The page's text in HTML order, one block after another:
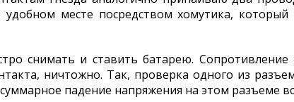
удобном месте посредством хомутика,
снимать и ставить батарею.
ничтожно. Так, проверка одного из
падение напряжения на этом разъеме